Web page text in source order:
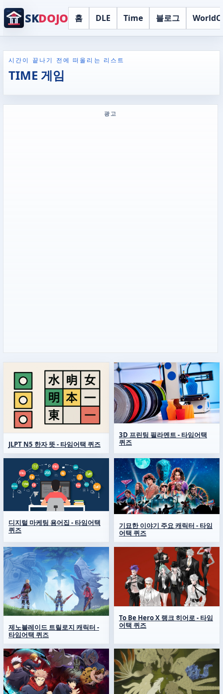
SKDOJO 홈 DLE Time 블로그
시간이 끝나기 전에 떠올리는 리스트
TIME 게임
광고
JLPT N5 한자 뜻 - 타임어택 퀴즈
3D 프린팅 필라멘트 - 타임어택
퀴즈
디지털 마케팅 용어집 - 타임어택
퀴즈
기묘한 이야기 주요 캐릭터 - 타임
어택 퀴즈
제노블레이드 트릴로지 캐릭터 -
타임어택 퀴즈
To Be Hero X 랭크 히어로 - 타임
어택 퀴즈